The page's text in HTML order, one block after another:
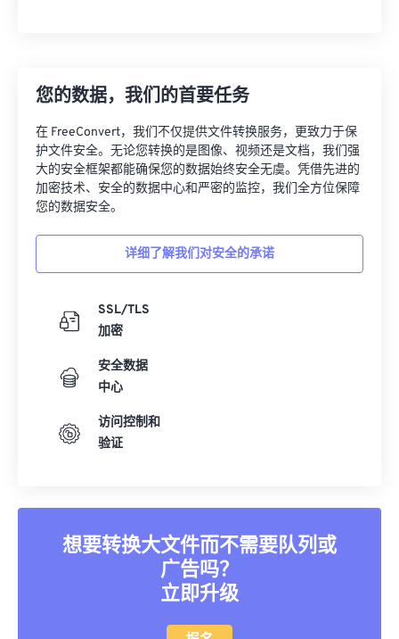
您的数据，我们的首要任务
在 FreeConvert，我们不仅提供文件转换服务，更致力于保
护文件安全。无论您转换的是图像、视频还是文档，我们强
大的安全框架都能确保您的数据始终安全无虞。凭借先进的
加密技术、安全的数据中心和严密的监控，我们全方位保障
您的数据安全。
详细了解我们对安全的承诺
SSL/TLS
加密
安全数据
中心
访问控制和
验证
想要转换大文件而不需要队列或
广告吗？
立即升级